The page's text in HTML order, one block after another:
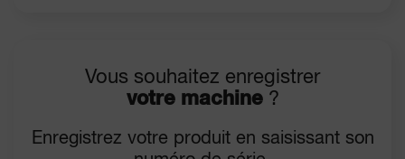
Vous souhaitez enregistrer
votre machine ?
Enregistrez votre produit en saisissant son